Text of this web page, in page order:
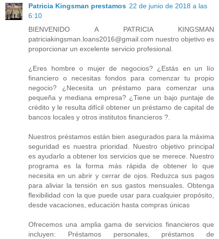
Patricia Kingsman prestamos 22 de junio de 2018 a las
6:10
BIENVENIDO A PATRICIA KINGSMAN
patriciakingsman.loans2016@gmail.com nuestro objetivo es
proporcionar un excelente servicio profesional.
¿Eres hombre o mujer de negocios? ¿Estás en un lío
financiero o necesitas fondos para comenzar tu propio
negocio? ¿Necesita un préstamo para comenzar una
pequeña y mediana empresa? ¿Tiene un bajo puntaje de
crédito y le resulta difícil obtener un préstamo de capital de
bancos locales y otros institutos financieros ?.
Nuestros préstamos están bien asegurados para la máxima
seguridad es nuestra prioridad. Nuestro objetivo principal
es ayudarlo a obtener los servicios que se merece. Nuestro
programa es la forma más rápida de obtener lo que
necesita en un abrir y cerrar de ojos. Reduzca sus pagos
para aliviar la tensión en sus gastos mensuales. Obtenga
flexibilidad con la que puede usar para cualquier propósito,
desde vacaciones, educación hasta compras únicas
Ofrecemos una amplia gama de servicios financieros que
incluyen: Préstamos personales, préstamos de